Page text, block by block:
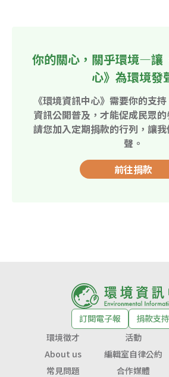
你的關心，關乎環境—讓
心》為環境發
《環境資訊中心》需要你的支
資訊公開普及，才能促成民眾
請您加入定期捐款的行列，讓
聲。
前往捐款
訂閱電子報
捐款支持
環境徵才
活動
About us
編輯室自律公約
常見問題
合作媒體